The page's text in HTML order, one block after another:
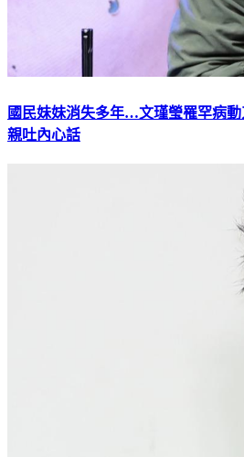
國民妹妹消失多年…文瑾瑩罹罕病
親吐內心話